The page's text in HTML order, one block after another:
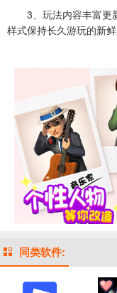
3、玩法内容丰富更
样式保持长久游玩的新鲜
同类软件: